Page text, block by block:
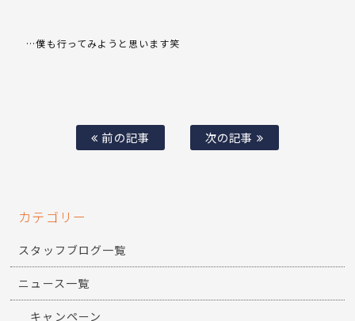
…僕も行ってみようと思います笑
前の記事 次の記事
カテゴリー
スタッフブログ一覧
ニュース一覧
キャンペーン